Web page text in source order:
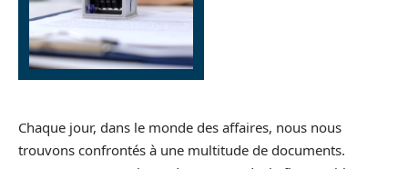
Chaque jour, dans le monde des affaires, nous nous
trouvons confrontés à une multitude de documents.